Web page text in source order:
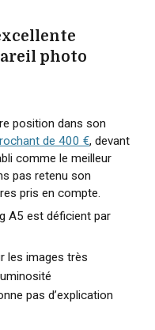
photo
position dans son
de 400 €, devant
comme le meilleur
pas retenu son
pris en compte.
A5 est déficient par
les images très
pas d’explication